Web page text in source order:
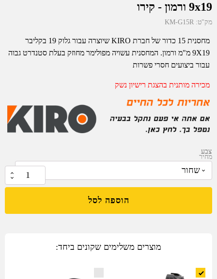
9x19 ורמון - קירו
מק"ט: KM-G15R
מחסנית 15 כדור של חברת KIRO שיוצרה עבור גלוק 19 בקליבר
9X19 מ"מ ורמון. המחסנית עשויה מפולימר מחוזק בעלת סטנדרט גבוה
עבור ביצועים חסרי פשרות
מכירה מותנית בהצגת רישיון נשק
מחיר
135.00
צבע
של
פולימרית
הוספה לסל
מוצרים משלימים שקונים ביחד: